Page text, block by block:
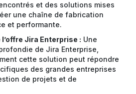
et des solutions mises
une chaîne de fabrication
et performante.
Jira Enterprise : Une
de Jira Enterprise,
cette solution peut répondre
des grandes entreprises
de projets et de